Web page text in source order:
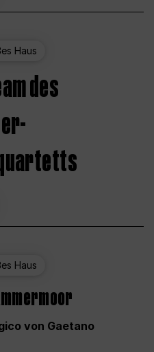
Haus
des
Haus
von Gaetano